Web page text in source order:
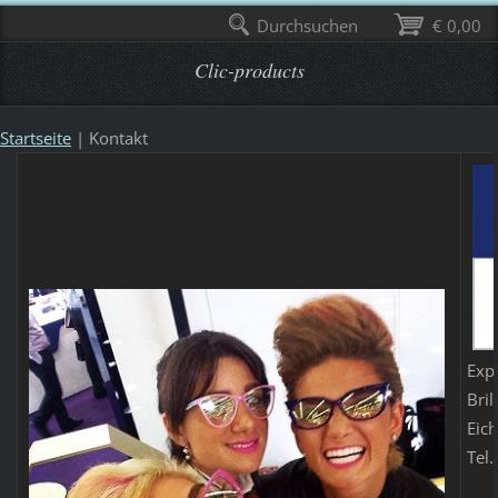
Clic-products
Startseite | Kontakt
€ 0,00
Durchsuchen